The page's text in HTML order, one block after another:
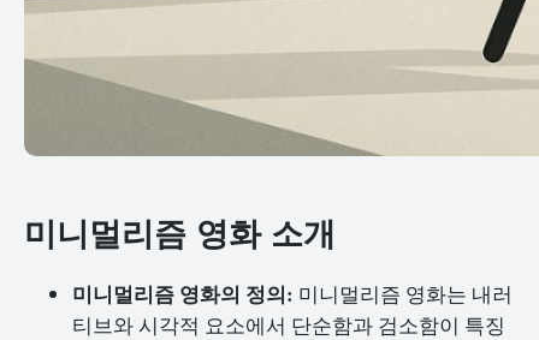
미니멀리즘 영화 소개
미니멀리즘 영화의 정의: 미니멀리즘 영화는 내러
티브와 시각적 요소에서 단순함과 검소함이 특징